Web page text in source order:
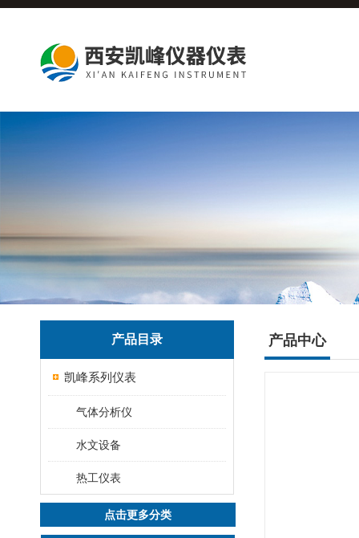
产品目录
凯峰系列仪表
气体分析仪
水文设备
热工仪表
点击更多分类
产品中心